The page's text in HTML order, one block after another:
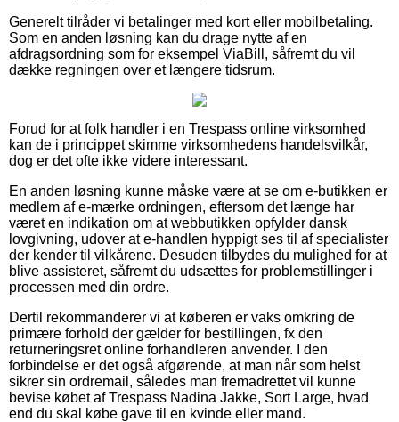
Generelt tilråder vi betalinger med kort eller mobilbetaling.
Som en anden løsning kan du drage nytte af en
afdragsordning som for eksempel ViaBill, såfremt du vil
dække regningen over et længere tidsrum.
Forud for at folk handler i en Trespass online virksomhed
kan de i princippet skimme virksomhedens handelsvilkår,
dog er det ofte ikke videre interessant.
En anden løsning kunne måske være at se om e-butikken er
medlem af e-mærke ordningen, eftersom det længe har
været en indikation om at webbutikken opfylder dansk
lovgivning, udover at e-handlen hyppigt ses til af specialister
der kender til vilkårene. Desuden tilbydes du mulighed for at
blive assisteret, såfremt du udsættes for problemstillinger i
processen med din ordre.
Dertil rekommanderer vi at køberen er vaks omkring de
primære forhold der gælder for bestillingen, fx den
returneringsret online forhandleren anvender. I den
forbindelse er det også afgørende, at man når som helst
sikrer sin ordremail, således man fremadrettet vil kunne
bevise købet af Trespass Nadina Jakke, Sort Large, hvad
end du skal købe gave til en kvinde eller mand.